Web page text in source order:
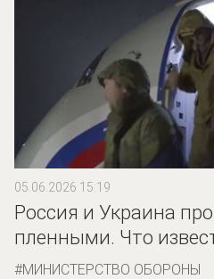
05.06.2026 15:19
Россия и Украина
пленными. Что
МИНИСТЕРСТВО ОБОРОНЫ